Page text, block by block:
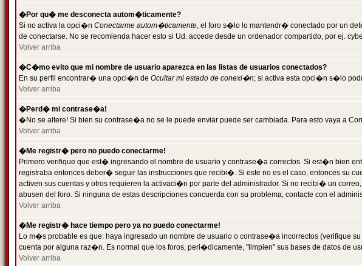
�Por qu� me desconecta autom�ticamente?
Si no activa la opci�n Conectarme autom�ticamente, el foro s�lo lo mantendr� conectado por un
de conectarse. No se recomienda hacer esto si Ud. accede desde un ordenador compartido, por ej.
Volver arriba
�C�mo evito que mi nombre de usuario aparezca en las listas de usuarios conectados?
En su perfil encontrar� una opci�n de Ocultar mi estado de conexi�n; si activa esta opci�n s�lo
Volver arriba
�Perd� mi contrase�a!
�No se altere! Si bien su contrase�a no se le puede enviar puede ser cambiada. Para esto vaya a
Volver arriba
�Me registr� pero no puedo conectarme!
Primero verifique que est� ingresando el nombre de usuario y contrase�a correctos. Si est�n bien
registraba entonces deber� seguir las instrucciones que recibi�. Si este no es el caso, entonces su
activen sus cuentas y otros requieren la activaci�n por parte del administrador. Si no recibi� un
abusen del foro. Si ninguna de estas descripciones concuerda con su problema, contacte con el
Volver arriba
�Me registr� hace tiempo pero ya no puedo conectarme!
Lo m�s probable es que: haya ingresado un nombre de usuario o contrase�a incorrectos (verifique
cuenta por alguna raz�n. Es normal que los foros, peri�dicamente, "limpien" sus bases de datos de
Volver arriba